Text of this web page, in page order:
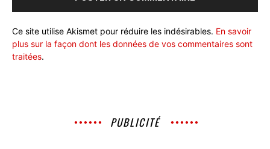
Ce site utilise Akismet pour réduire les indésirables. En savoir
plus sur la façon dont les données de vos commentaires sont
traitées.
PUBLICITÉ